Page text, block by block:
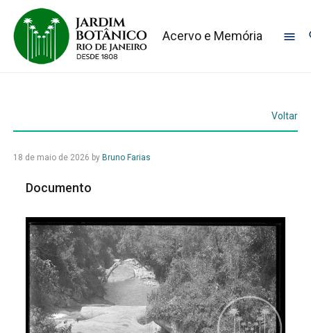
Acervo e Memória
Voltar
18 de maio de 2026 by Bruno Farias
Documento